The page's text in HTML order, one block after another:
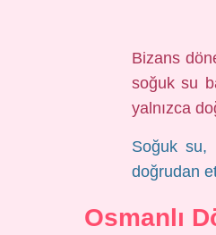
Bizans
soğuk su
yalnızca
Soğuk su,
doğrudan
Osmanlı